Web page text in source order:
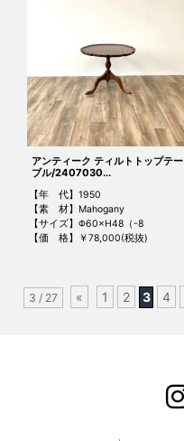
アンティーク ティルトトップテー
ブル/2407030...
【年 代】1950
【素 材】Mahogany
【サイズ】Φ60×H48（-8
【価 格】￥78,000(税抜)
3 / 27 « 1 2 3 4